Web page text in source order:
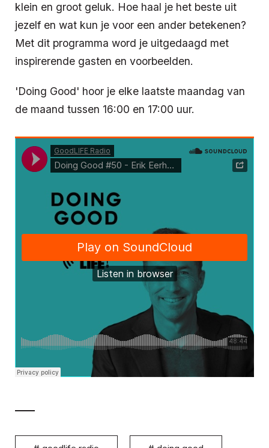
klein en groot geluk. Hoe haal je het beste uit
jezelf en wat kun je voor een ander betekenen?
Met dit programma word je uitgedaagd met
inspirerende gasten en voorbeelden.
'Doing Good' hoor je elke laatste maandag van
de maand tussen 16:00 en 17:00 uur.